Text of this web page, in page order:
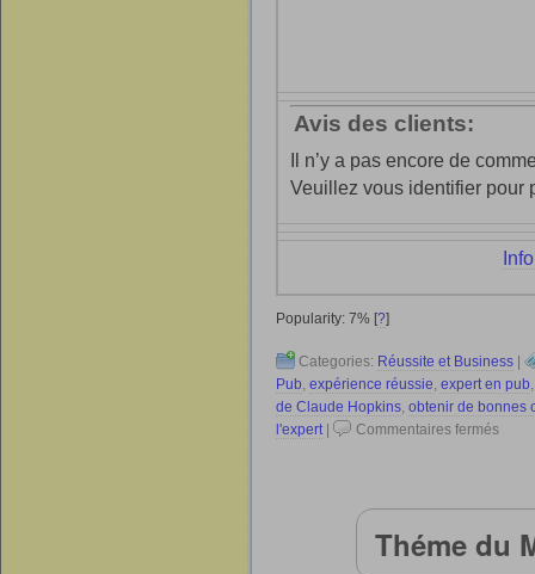
Avis des clients:
Il n’y a pas encore de
Veuillez vous identifier pour
Popularity: 7% [?]
Categories: Réussite et Business
Pub, expérience réussie, expert en pub
de Claude Hopkins, obtenir de bonnes
l'expert| Commentaires fermés
Théme du